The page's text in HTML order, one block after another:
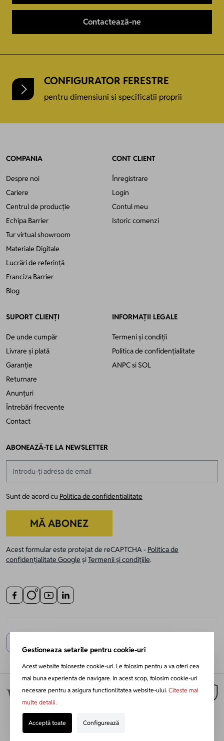
Contactează-ne
CONFIGURATOR FERESTRE
pentru dimensiuni si specificatii proprii
COMPANIA
Despre noi
Cariere
Centrul de producție
Echipa Barrier
Tur virtual showroom
Materiale Digitale
Lucrări de referință
Franciza Barrier
Blog
CONT CLIENT
Înregistrare
Login
Contul meu
Istoric comenzi
SUPORT CLIENȚI
De unde cumpăr
Livrare și plată
Garanție
Returnare
Anunțuri
Întrebări frecvente
Contact
INFORMAȚII LEGALE
Termeni și condiții
Politica de confidențialitate
ANPCsi SOL
ABONEAZĂ-TE LA NEWSLETTER
Sunt de acord cu Politica de confidentialitate
MĂ ABONEZ
Acest formular este protejat de reCAPTCHA - Politica de
confidențialitate Google șiTermenii și condițiile.
Gestioneaza setarile pentru cookie-uri
Acest website foloseste cookie-uri. Le folosim pentru a va oferi cea
mai buna experienta de navigare. In acest scop, folosim cookie-uri
necesare pentru a asigura functionlitatea website-ului. Citeste mai
multe detalii.
Acceptă toate Configurează